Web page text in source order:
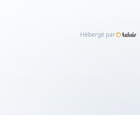
Hébergé par